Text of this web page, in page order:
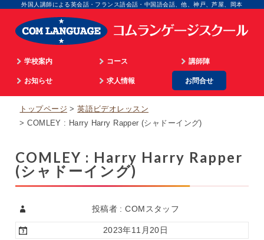
外国人講師による英会話・フランス語会話・中国語会話、他、神戸、芦屋、岡本
学校案内
学院長のご挨拶
企業情報
アクセス
個人情報取扱
コース
通学
オンライン
講師陣
英語
イタリア語
中国語
お知らせ
英語ビデオレッスン
合格実績
生徒の体験談
求人情報
広告担当
スクール事務
外国語講師
お問合せ
トップページ
英語ビデオレッスン
COMLEY : Harry Harry Rapper (シャドーイング)
COMLEY : Harry Harry Rapper
(シャドーイング)
投稿者 : COMスタッフ
2023年11月20日